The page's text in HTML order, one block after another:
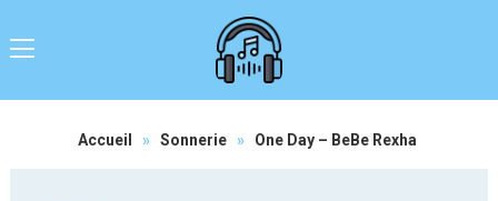
Accueil » Sonnerie » One Day – BeBe Rexha